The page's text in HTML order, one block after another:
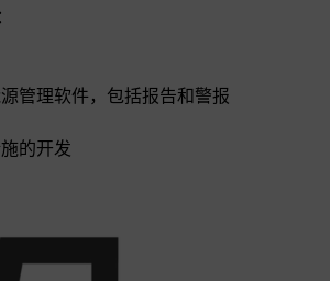
管理软件，包括报告和警报
的开发